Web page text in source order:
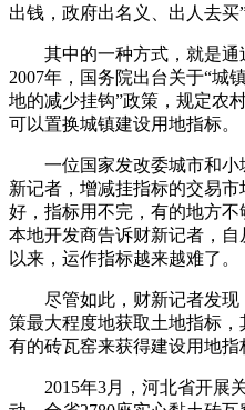
出钱，政府出名义、出人去买”
其中的一种方式，就是通
2007年，国务院出台关于“城
地的减少挂钩”政策，规定农
可以置换城镇建设用地指标。
一位国家发改委城市和小
新记者，增减挂指标的交易
好，指标用不完，有的地方
本地开发商告诉财新记者，
以来，运作指标越来越难了。
尽管如此，财新记者发现
策最大程度地获取土地指标
有的砖瓦窑来获得建设用地指
2015年3月，河北省开展